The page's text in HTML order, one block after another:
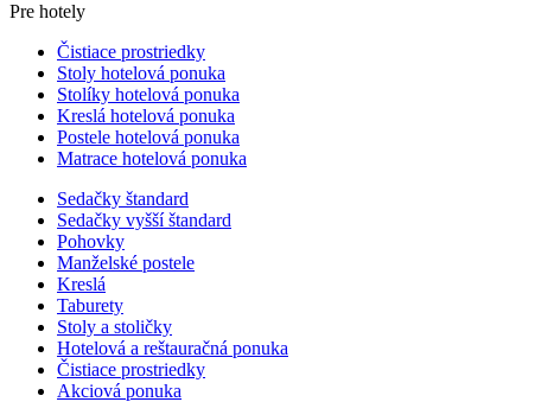
Pre hotely
Čistiace prostriedky
Stoly hotelová ponuka
Stolíky hotelová ponuka
Kreslá hotelová ponuka
Postele hotelová ponuka
Matrace hotelová ponuka
Sedačky štandard
Sedačky vyšší štandard
Pohovky
Manželské postele
Kreslá
Taburety
Stoly a stoličky
Hotelová a reštauračná ponuka
Čistiace prostriedky
Akciová ponuka